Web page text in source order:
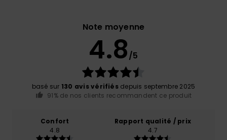
Note moyenne
4.8/5
basé sur 130 avis vérifiésdepuis septembre 2025
91% de nos clients recommandent ce produit
Confort
4.8
Rapport qualité / prix
4.7